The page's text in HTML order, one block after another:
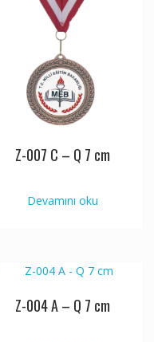
Z-007 C – Q 7 cm
Devamını oku
Z-004 A – Q 7 cm